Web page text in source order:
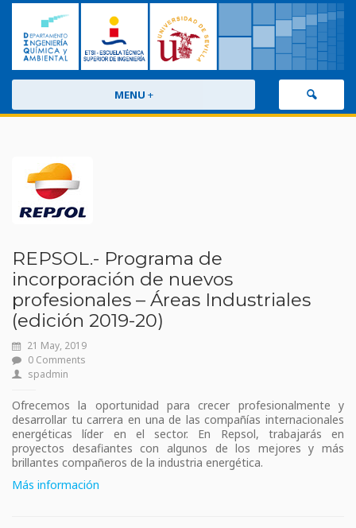
MENU +
REPSOL.- Programa de
incorporación de nuevos
profesionales – Áreas Industriales
(edición 2019-20)
21 May, 2019
0 Comments
spadmin
Ofrecemos la oportunidad para crecer profesionalmente y
desarrollar tu carrera en una de las compañías internacionales
energéticas líder en el sector. En Repsol, trabajarás en
proyectos desafiantes con algunos de los mejores y más
brillantes compañeros de la industria energética.
Más información